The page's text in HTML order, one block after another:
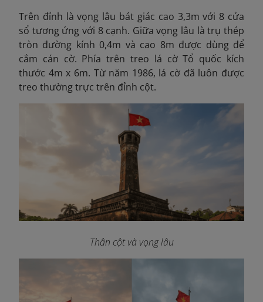
Trên đỉnh là vọng lâu bát giác cao 3,3m với 8 cửa
sổ tương ứng với 8 cạnh. Giữa vọng lâu là trụ thép
tròn đường kính 0,4m và cao 8m được dùng để
cắm cán cờ. Phía trên treo lá cờ Tổ quốc kích
thước 4m x 6m. Từ năm 1986, lá cờ đã luôn được
treo thường trực trên đỉnh cột.
Thân cột và vọng lâu